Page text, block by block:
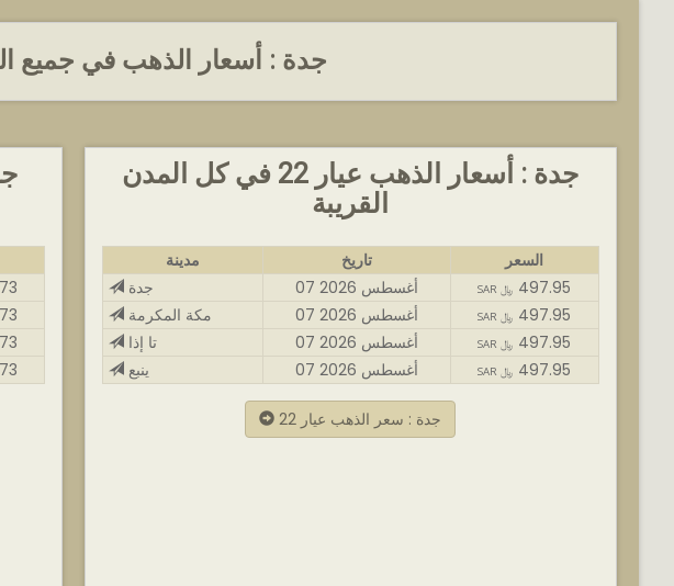
جدة : أسعار الذهب في جميع
جدة : أسعار الذهب عيار 22 في كل المدن
القريبة
مدينة تاريخ
السعر
جدة
07 أغسطس 2026 SAR ﷼ 497.95
مكة المكرمة
07 أغسطس 2026 SAR ﷼ 497.95
تا إذا
07 أغسطس 2026 SAR ﷼ 497.95
ينبع
07 أغسطس 2026 SAR ﷼ 497.95
جدة : سعر الذهب عيار 22